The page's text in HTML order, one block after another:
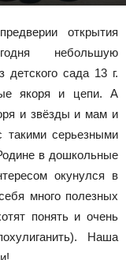
открытия
небольшую
сада 13 г.
якоря и цепи. А
и звёзды и мам и
такими серьезными
в дошкольные
окунулся в
много полезных
понять и очень
Наша